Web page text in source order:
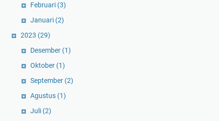
Februari (3)
Januari (2)
2023 (29)
Desember (1)
Oktober (1)
September (2)
Agustus (1)
Juli (2)